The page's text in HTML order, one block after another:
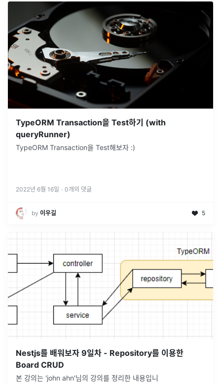
TypeORM Transaction을 Test하기 (with
queryRunner)
TypeORM Transaction을 Test해보자 :)
2022년 6월 16일 · 0개의 댓글
by 이우길 5
Nestjs를 배워보자 9일차 - Repository를 이용한
Board CRUD
본 강의는 'john ahn'님의 강의를 정리한 내용입니